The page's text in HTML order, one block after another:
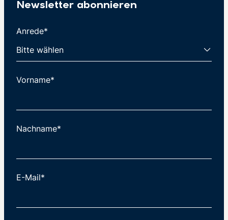
Newsletter abonnieren
Anrede*
Vorname*
Nachname*
E-Mail*